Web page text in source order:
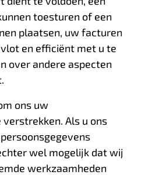
toesturen of een
plaatsen, uw facturen
en efficiënt met u te
over andere aspecten
ons uw
Als u ons
wel mogelijk dat wij
werkzaamheden